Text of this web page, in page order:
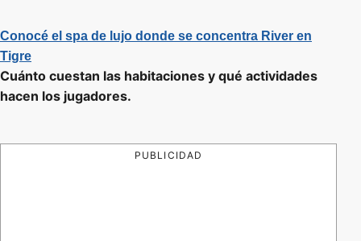
Conocé el spa de lujo donde se concentra River en
Tigre
Cuánto cuestan las habitaciones y qué actividades
hacen los jugadores.
PUBLICIDAD